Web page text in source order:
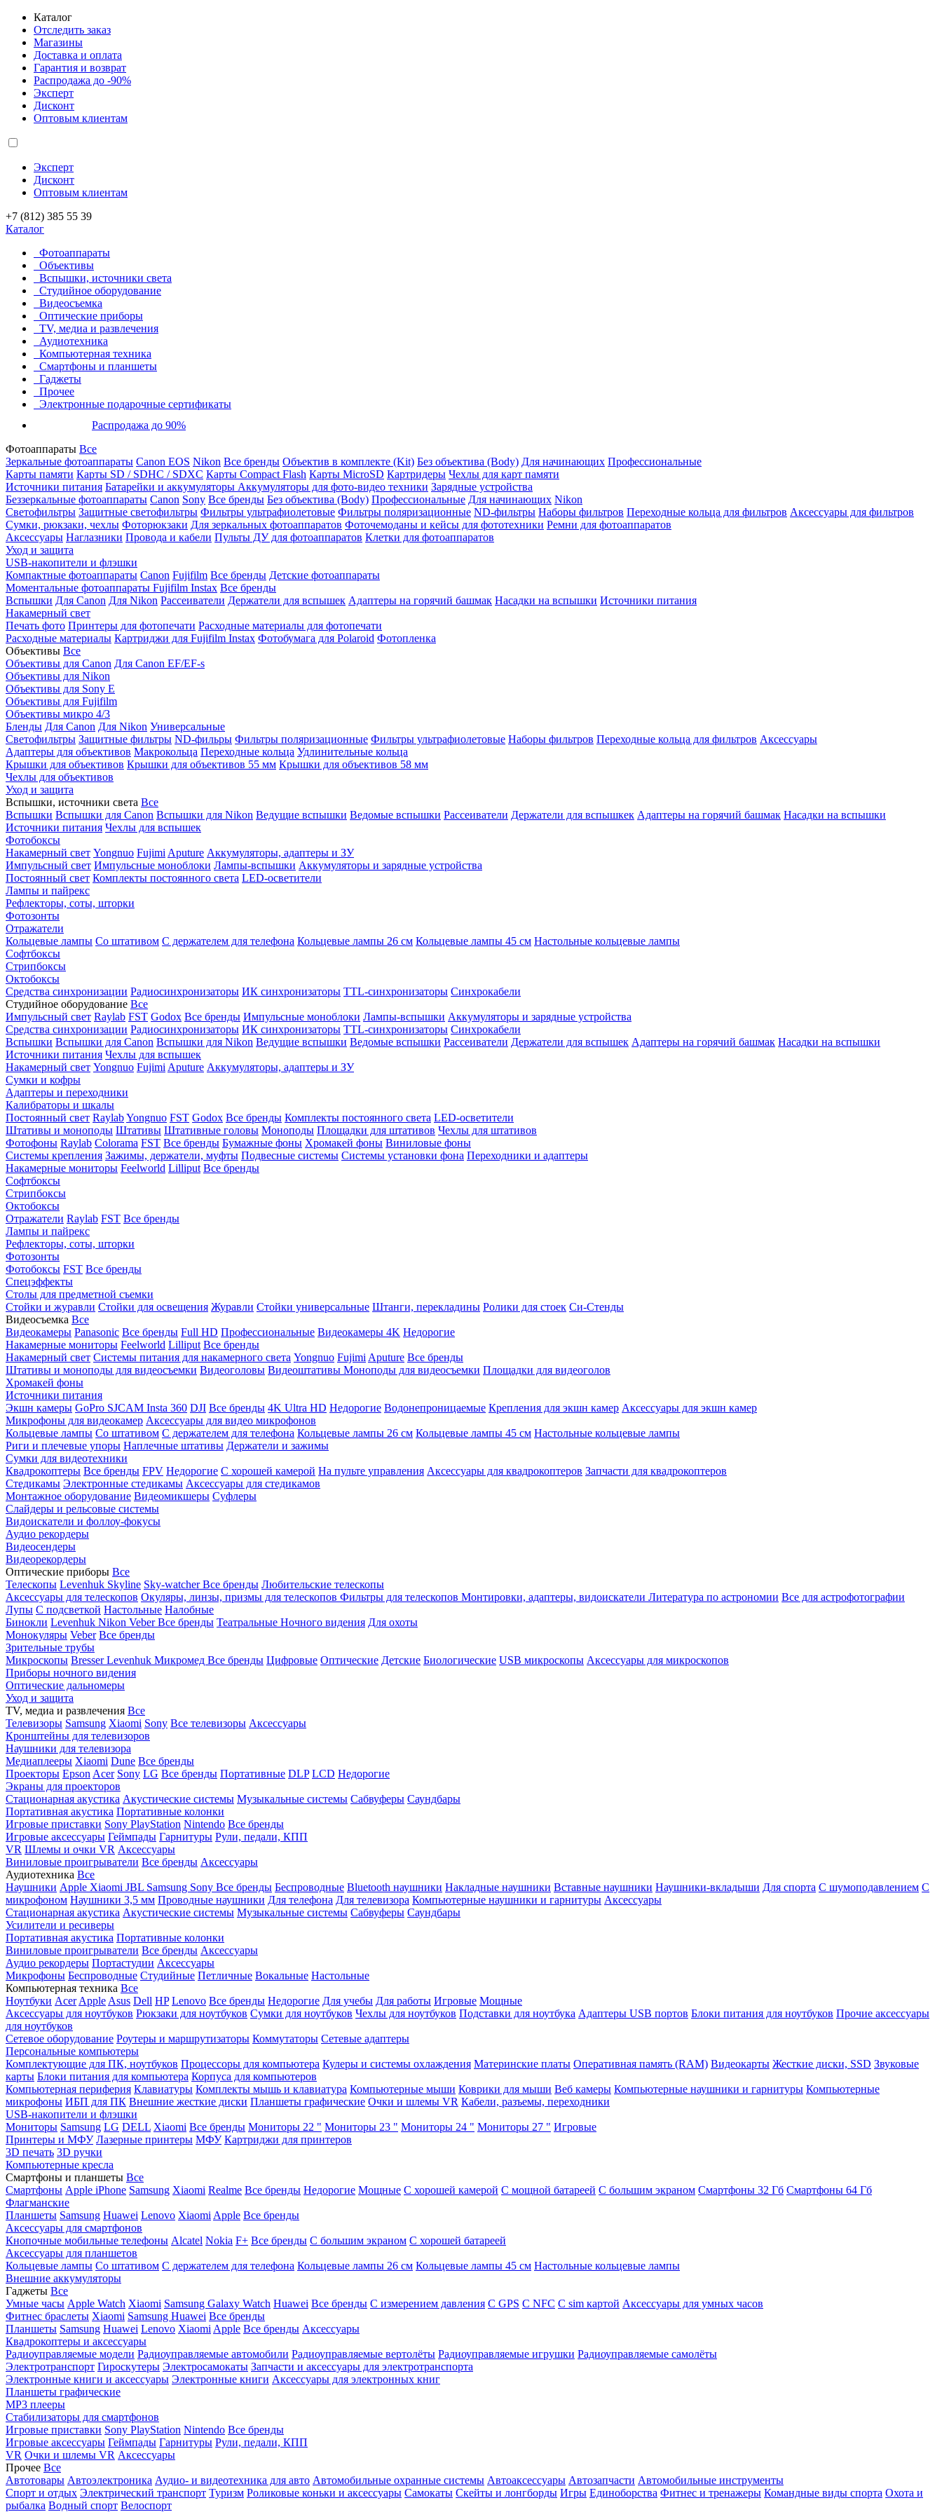
Каталог
Отследить заказ
Магазины
Доставка и оплата
Гарантия и возврат
Распродажа до -90%
Эксперт
Дисконт
Оптовым клиентам
Эксперт
Дисконт
Оптовым клиентам
+7 (812) 385 55 39
Каталог
Фотоаппараты
Объективы
Вспышки, источники света
Студийное оборудование
Видеосъемка
Оптические приборы
TV, медиа и развлечения
Аудиотехника
Компьютерная техника
Смартфоны и планшеты
Гаджеты
Прочее
Электронные подарочные сертификаты
Распродажа до 90%
Фотоаппараты Все
Зеркальные фотоаппараты Canon EOS Nikon Все бренды Объектив в комплекте (Kit) Без объектива (Body) Для начинающих Профессиональные
Карты памяти Карты SD / SDHC / SDXC Карты Compact Flash Карты MicroSD Картридеры Чехлы для карт памяти
Источники питания Батарейки и аккумуляторы Аккумуляторы для фото-видео техники Зарядные устройства
Беззеркальные фотоаппараты Canon Sony Все бренды Без объектива (Body) Профессиональные Для начинающих Nikon
Светофильтры Защитные светофильтры Фильтры ультрафиолетовые Фильтры поляризационные ND-фильтры Наборы фильтров Переходные кольца для фильтров Аксессуары для фильтров
Сумки, рюкзаки, чехлы Фоторюкзаки Для зеркальных фотоаппаратов Фоточемоданы и кейсы для фототехники Ремни для фотоаппаратов
Аксессуары Наглазники Провода и кабели Пульты ДУ для фотоаппаратов Клетки для фотоаппаратов
Уход и защита
USB-накопители и флэшки
Компактные фотоаппараты Canon Fujifilm Все бренды Детские фотоаппараты
Моментальные фотоаппараты Fujifilm Instax Все бренды
Вспышки Для Canon Для Nikon Рассеиватели Держатели для вспышек Адаптеры на горячий башмак Насадки на вспышки Источники питания
Накамерный свет
Печать фото Принтеры для фотопечати Расходные материалы для фотопечати
Расходные материалы Картриджи для Fujifilm Instax Фотобумага для Polaroid Фотопленка
Объективы Все
Объективы для Canon Для Canon EF/EF-s
Объективы для Nikon
Объективы для Sony E
Объективы для Fujifilm
Объективы микро 4/3
Бленды Для Canon Для Nikon Универсальные
Светофильтры Защитные фильтры ND-фильры Фильтры поляризационные Фильтры ультрафиолетовые Наборы фильтров Переходные кольца для фильтров Аксессуары
Адаптеры для объективов Макрокольца Переходные кольца Удлинительные кольца
Крышки для объективов Крышки для объективов 55 мм Крышки для объективов 58 мм
Чехлы для объективов
Уход и защита
Вспышки, источники света Все
Вспышки Вспышки для Canon Вспышки для Nikon Ведущие вспышки Ведомые вспышки Рассеиватели Держатели для вспышкек Адаптеры на горячий башмак Насадки на вспышки
Источники питания Чехлы для вспышек
Фотобоксы
Накамерный свет Yongnuo Fujimi Aputure Аккумуляторы, адаптеры и ЗУ
Импульсный свет Импульсные моноблоки Лампы-вспышки Аккумуляторы и зарядные устройства
Постоянный свет Комплекты постоянного света LED-осветители
Лампы и пайрекс
Рефлекторы, соты, шторки
Фотозонты
Отражатели
Кольцевые лампы Со штативом С держателем для телефона Кольцевые лампы 26 см Кольцевые лампы 45 см Настольные кольцевые лампы
Софтбоксы
Стрипбоксы
Октобоксы
Средства синхронизации Радиосинхронизаторы ИК синхронизаторы TTL-синхронизаторы Синхрокабели
Студийное оборудование Все
Импульсный свет Raylab FST Godox Все бренды Импульсные моноблоки Лампы-вспышки Аккумуляторы и зарядные устройства
Средства синхронизации Радиосинхронизаторы ИК синхронизаторы TTL-синхронизаторы Синхрокабели
Вспышки Вспышки для Canon Вспышки для Nikon Ведущие вспышки Ведомые вспышки Рассеиватели Держатели для вспышек Адаптеры на горячий башмак Насадки на вспышки
Источники питания Чехлы для вспышек
Накамерный свет Yongnuo Fujimi Aputure Аккумуляторы, адаптеры и ЗУ
Сумки и кофры
Адаптеры и переходники
Калибраторы и шкалы
Постоянный свет RaylabYongnuo FST Godox Все бренды Комплекты постоянного света LED-осветители
Штативы и моноподы Штативы Штативные головы Моноподы Площадки для штативов Чехлы для штативов
Фотофоны Raylab Colorama FST Все бренды Бумажные фоны Хромакей фоны Виниловые фоны
Системы крепления Зажимы, держатели, муфты Подвесные системы Системы установки фона Переходники и адаптеры
Накамерные мониторы Feelworld Lilliput Все бренды
Софтбоксы
Стрипбоксы
Октобоксы
Отражатели Raylab FST Все бренды
Лампы и пайрекс
Рефлекторы, соты, шторки
Фотозонты
Фотобоксы FST Все бренды
Спецэффекты
Столы для предметной съемки
Стойки и журавли Стойки для освещения Журавли Стойки универсальные Штанги, перекладины Ролики для стоек Си-Стенды
Видеосъемка Все
Видеокамеры Panasonic Все бренды Full HD Профессиональные Видеокамеры 4K Недорогие
Накамерные мониторы Feelworld Lilliput Все бренды
Накамерный свет Системы питания для накамерного света Yongnuo Fujimi Aputure Все бренды
Штативы и моноподы для видеосъемки Видеоголовы Видеоштативы Моноподы для видеосъемки Площадки для видеоголов
Хромакей фоны
Источники питания
Экшн камеры GoPro SJCAM Insta 360 DJI Все бренды 4K Ultra HD Недорогие Водонепроницаемые Крепления для экшн камер Аксессуары для экшн камер
Микрофоны для видеокамер Аксессуары для видео микрофонов
Кольцевые лампы Со штативом C держателем для телефона Кольцевые лампы 26 см Кольцевые лампы 45 см Настольные кольцевые лампы
Риги и плечевые упоры Наплечные штативы Держатели и зажимы
Сумки для видеотехники
Квадрокоптеры Все бренды FPV Недорогие С хорошей камерой На пульте управления Аксессуары для квадрокоптеров Запчасти для квадрокоптеров
Стедикамы Электронные стедикамы Аксессуары для стедикамов
Монтажное оборудование Видеомикшеры Суфлеры
Слайдеры и рельсовые системы
Видоискатели и фоллоу-фокусы
Аудио рекордеры
Видеосендеры
Видеорекордеры
Оптические приборы Все
Телескопы Levenhuk Skyline Sky-watcherВсе бренды Любительские телескопы
Аксессуары для телескопов Окуляры, линзы, призмы для телескопов Фильтры для телескопов Монтировки, адаптеры, видоискатели Литература по астрономии Все для астрофотографии
Лупы С подсветкой Настольные Налобные
Бинокли Levenhuk Nikon VeberВсе бренды Театральные Ночного видения Для охоты
Монокуляры Veber Все бренды
Зрительные трубы
Микроскопы BresserLevenhuk Микромед Все бренды Цифровые Оптические Детские Биологические USB микроскопы Аксессуары для микроскопов
Приборы ночного видения
Оптические дальномеры
Уход и защита
TV, медиа и развлечения Все
Телевизоры Samsung Xiaomi Sony Все телевизоры Аксессуары
Кронштейны для телевизоров
Наушники для телевизора
Медиаплееры Xiaomi Dune Все бренды
Проекторы Epson Acer Sony LG Все бренды Портативные DLP LCD Недорогие
Экраны для проекторов
Стационарная акустика Акустические системы Музыкальные системы Сабвуферы Саундбары
Портативная акустика Портативные колонки
Игровые приставки Sony PlayStation Nintendo Все бренды
Игровые аксессуары Геймпады Гарнитуры Рули, педали, КПП
VR Шлемы и очки VR Аксессуары
Виниловые проигрыватели Все бренды Аксессуары
Аудиотехника Все
Наушники Apple Xiaomi JBL Samsung Sony Все бренды Беспроводные Bluetooth наушники Накладные наушники Вставные наушники Наушники-вкладыши Для спорта С шумоподавлением С
микрофоном Наушники 3,5 мм Проводные наушники Для телефона Для телевизора Компьютерные наушники и гарнитуры Аксессуары
Стационарная акустика Акустические системы Музыкальные системы Сабвуферы Саундбары
Усилители и ресиверы
Портативная акустика Портативные колонки
Виниловые проигрыватели Все бренды Аксессуары
Аудио рекордеры Портастудии Аксессуары
Микрофоны Беспроводные Студийные Петличные Вокальные Настольные
Компьютерная техника Все
Ноутбуки Acer Apple Asus Dell HP Lenovo Все бренды Недорогие Для учебы Для работы Игровые Мощные
Аксессуары для ноутбуков Рюкзаки для ноутбуков Сумки для ноутбуков Чехлы для ноутбуков Подставки для ноутбука Адаптеры USB портов Блоки питания для ноутбуков Прочие аксессуары
для ноутбуков
Сетевое оборудование Роутеры и маршрутизаторы Коммутаторы Сетевые адаптеры
Персональные компьютеры
Комплектующие для ПК, ноутбуков Процессоры для компьютера Кулеры и системы охлаждения Материнские платы Оперативная память (RAM) Видеокарты Жесткие диски, SSD Звуковые
карты Блоки питания для компьютера Корпуса для компьютеров
Компьютерная периферия Клавиатуры Комплекты мышь и клавиатура Компьютерные мыши Коврики для мыши Веб камеры Компьютерные наушники и гарнитуры Компьютерные
микрофоны ИБП для ПК Внешние жесткие диски Планшеты графические Очки и шлемы VR Кабели, разъемы, переходники
USB-накопители и флэшки
Мониторы Samsung LG DELL Xiaomi Все бренды Мониторы 22 " Мониторы 23 " Мониторы 24 " Мониторы 27 " Игровые
Принтеры и МФУ Лазерные принтеры МФУ Картриджи для принтеров
3D печать 3D ручки
Компьютерные кресла
Смартфоны и планшеты Все
Смартфоны Apple iPhone Samsung Xiaomi Realme Все бренды Недорогие Мощные С хорошей камерой С мощной батареей С большим экраном Смартфоны 32 Гб Смартфоны 64 Гб
Флагманские
Планшеты Samsung Huawei Lenovo Xiaomi Apple Все бренды
Аксессуары для смартфонов
Кнопочные мобильные телефоны Alcatel Nokia F+ Все бренды С большим экраном С хорошей батареей
Аксессуары для планшетов
Кольцевые лампы Со штативом C держателем для телефона Кольцевые лампы 26 см Кольцевые лампы 45 см Настольные кольцевые лампы
Внешние аккумуляторы
Гаджеты Все
Умные часы Apple Watch Xiaomi Samsung Galaxy Watch Huawei Все бренды C измерением давления C GPS C NFC C sim картой Аксессуары для умных часов
Фитнес браслеты Xiaomi Samsung Huawei Все бренды
Планшеты Samsung Huawei Lenovo Xiaomi Apple Все бренды Аксессуары
Квадрокоптеры и аксессуары
Радиоуправляемые модели Радиоуправляемые автомобили Радиоуправляемые вертолёты Радиоуправляемые игрушки Радиоуправляемые самолёты
Электротранспорт Гироскутеры Электросамокаты Запчасти и аксессуары для электротранспорта
Электронные книги и аксессуары Электронные книги Аксессуары для электронных книг
Планшеты графические
MP3 плееры
Стабилизаторы для смартфонов
Игровые приставки Sony PlayStation Nintendo Все бренды
Игровые аксессуары Геймпады Гарнитуры Рули, педали, КПП
VR Очки и шлемы VR Аксессуары
Прочее Все
Автотовары Автоэлектроника Аудио- и видеотехника для авто Автомобильные охранные системы Автоаксессуары Автозапчасти Автомобильные инструменты
Спорт и отдых Электрический транспорт Туризм Роликовые коньки и аксессуары Самокаты Скейты и лонгборды Игры Единоборства Фитнес и тренажеры Командные виды спорта Охота и
рыбалка Водный спорт Велоспорт